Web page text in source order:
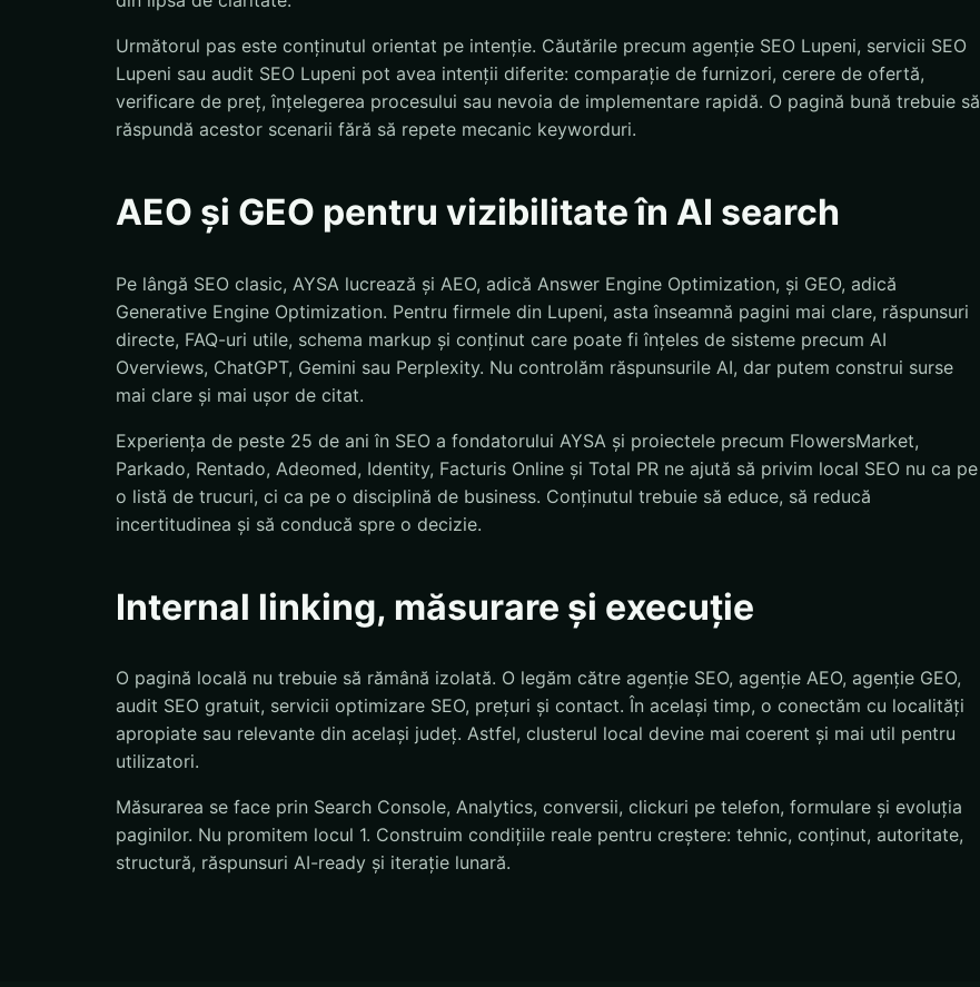
Următorul pas este conținutul orientat pe intenție. Căutările precum agenție SEO Lupeni, servicii SEO
Lupeni sau audit SEO Lupeni pot avea intenții diferite: comparație de furnizori, cerere de ofertă,
verificare de preț, înțelegerea procesului sau nevoia de implementare rapidă. O pagină bună trebuie să
răspundă acestor scenarii fără să repete mecanic keyworduri.
AEO și GEO pentru vizibilitate în AI search
Pe lângă SEO clasic, AYSA lucrează și AEO, adică Answer Engine Optimization, și GEO, adică
Generative Engine Optimization. Pentru firmele din Lupeni, asta înseamnă pagini mai clare, răspunsuri
directe, FAQ-uri utile, schema markup și conținut care poate fi înțeles de sisteme precum AI
Overviews, ChatGPT, Gemini sau Perplexity. Nu controlăm răspunsurile AI, dar putem construi surse
mai clare și mai ușor de citat.
Experiența de peste 25 de ani în SEO a fondatorului AYSA și proiectele precum FlowersMarket,
Parkado, Rentado, Adeomed, Identity, Facturis Online și Total PR ne ajută să privim local SEO nu ca pe
o listă de trucuri, ci ca pe o disciplină de business. Conținutul trebuie să educe, să reducă
incertitudinea și să conducă spre o decizie.
Internal linking, măsurare și execuție
O pagină locală nu trebuie să rămână izolată. O legăm către agenție SEO, agenție AEO, agenție GEO,
audit SEO gratuit, servicii optimizare SEO, prețuri și contact. În același timp, o conectăm cu localități
apropiate sau relevante din același județ. Astfel, clusterul local devine mai coerent și mai util pentru
utilizatori.
Măsurarea se face prin Search Console, Analytics, conversii, clickuri pe telefon, formulare și evoluția
paginilor. Nu promitem locul 1. Construim condițiile reale pentru creștere: tehnic, conținut, autoritate,
structură, răspunsuri AI-ready și iterație lunară.